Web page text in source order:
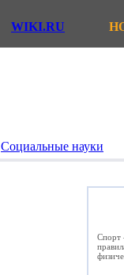
WIKI.RU
Социальные науки
Спорт